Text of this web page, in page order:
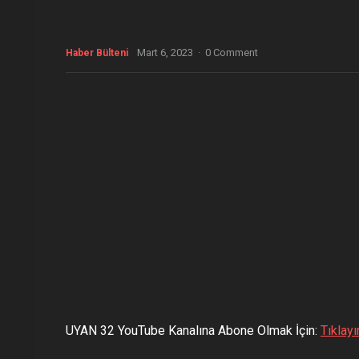
Haber Bülteni Mart 6, 2023 · 0 Comment
UYAN 32 YouTube Kanalına Abone Olmak İçin: